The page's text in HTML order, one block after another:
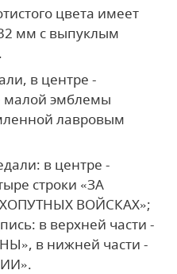
цвета имеет
мм с выпуклым
в центре -
малой эмблемы
лавровым
в центре -
строки «ЗА
ВОЙСКАХ»;
в верхней части -
в нижней части -